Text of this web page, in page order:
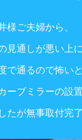
ご夫婦から、
通しが悪い上に
で通るので怖いと
ーブミラーの設
が無事取付完了